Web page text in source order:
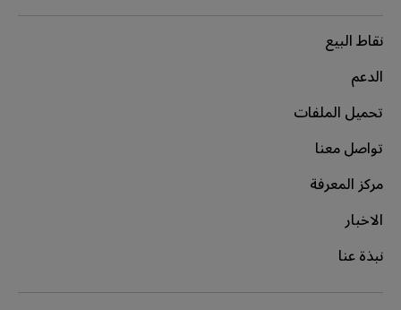
نقاط البيع
الدعم
تحميل الملفات
تواصل معنا
مركز المعرفة
الاخبار
نبذة عنا